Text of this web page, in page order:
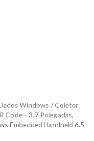
Windows / Coletor
Code – 3.7 Polegadas,
Embedded Handheld 6.5